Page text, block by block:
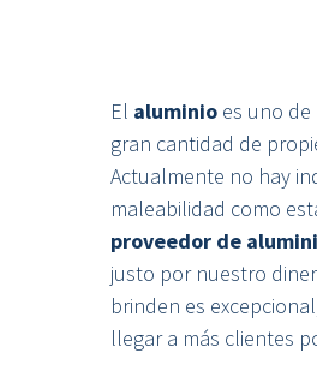
El aluminio es uno
gran cantidad de
Actualmente no hay
maleabilidad como
proveedor de
justo por nuestro
brinden es
llegar a más clientes